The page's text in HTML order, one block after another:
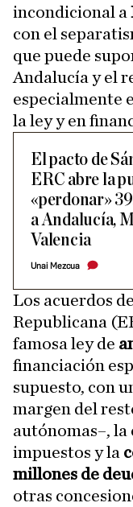
incondicional a
con el
que puede
Andalucía y el
especialmente
la ley y en
El pacto de
ERC abre la
«perdonar»
a Andalucía,
Valencia
Unai Mezcua
Los acuerdos
Republicana
famosa ley de
financiación
supuesto, con
margen del
autónomas–, la
impuestos y la
millones de
otras